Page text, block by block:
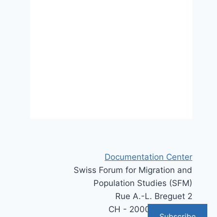
Documentation Center
Swiss Forum for Migration and
Population Studies (SFM)
Rue A.-L. Breguet 2
CH - 2000 Neuchâtel